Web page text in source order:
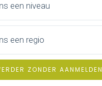
ondersteunende
een niveau
een regio
ZONDER AANMELDEN